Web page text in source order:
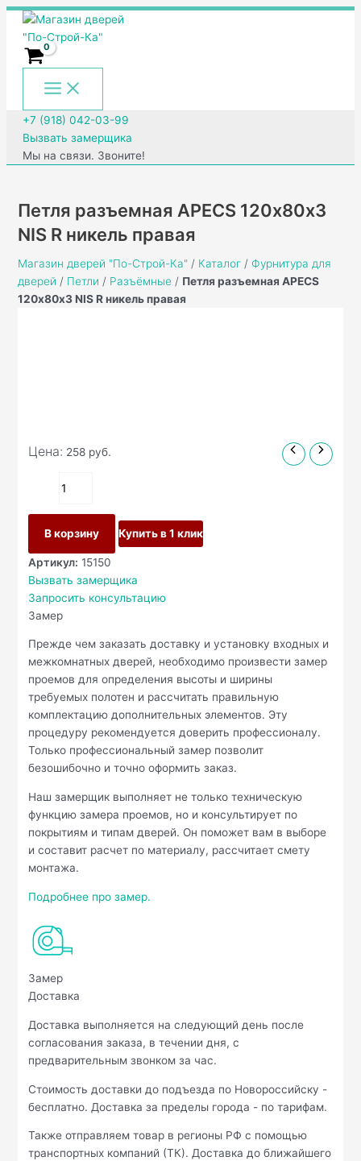
Перейти
содержимому
Main
Menu
+7 (918) 042-03-99
Вызвать замерщика
Мы на связи. Звоните!
Петля разъемная APECS 120х80х3
NIS R никель правая
Магазин дверей "По-Строй-Ка"/ Каталог/ Фурнитура для
дверей / Петли / Разъёмные / Петля разъемная APECS
120х80х3 NIS R никель правая
Цена: 258 руб.
Количество
товара
Петля
разъемная
120х80х3
NIS
R
никель
правая
В корзину Купить в 1 клик
Артикул: 15150
Вызвать замерщика
Запросить консультацию
Замер
Прежде чем заказать доставку и установку входных и
межкомнатных дверей, необходимо произвести замер
проемов для определения высоты и ширины
требуемых полотен и рассчитать правильную
комплектацию дополнительных элементов. Эту
процедуру рекомендуется доверить профессионалу.
Только профессиональный замер позволит
безошибочно и точно оформить заказ.
Наш замерщик выполняет не только техническую
функцию замера проемов, но и консультирует по
покрытиям и типам дверей. Он поможет вам в выборе
и составит расчет по материалу, рассчитает смету
монтажа.
Подробнее про замер.
Замер
Доставка
Доставка выполняется на следующий день после
согласования заказа, в течении дня, с
предварительным звонком за час.
Стоимость доставки до подъезда по Новороссийску -
бесплатно. Доставка за пределы города - по тарифам.
Также отправляем товар в регионы РФ с помощью
транспортных компаний (ТК). Доставка до ближайшего